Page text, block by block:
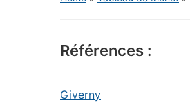
Références :
Giverny